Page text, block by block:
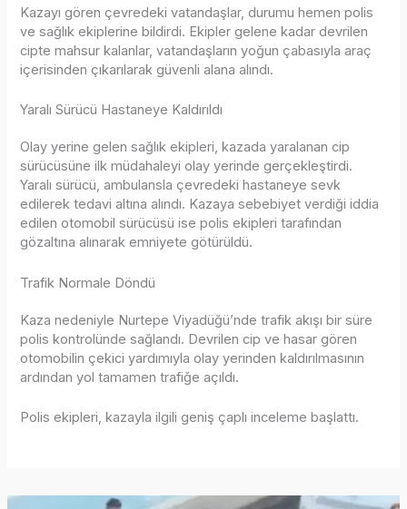
Kazayı gören çevredeki vatandaşlar, durumu hemen polis
ve sağlık ekiplerine bildirdi. Ekipler gelene kadar devrilen
cipte mahsur kalanlar, vatandaşların yoğun çabasıyla araç
içerisinden çıkarılarak güvenli alana alındı.
Yaralı Sürücü Hastaneye Kaldırıldı
Olay yerine gelen sağlık ekipleri, kazada yaralanan cip
sürücüsüne ilk müdahaleyi olay yerinde gerçekleştirdi.
Yaralı sürücü, ambulansla çevredeki hastaneye sevk
edilerek tedavi altına alındı. Kazaya sebebiyet verdiği iddia
edilen otomobil sürücüsü ise polis ekipleri tarafından
gözaltına alınarak emniyete götürüldü.
Trafik Normale Döndü
Kaza nedeniyle Nurtepe Viyadüğü’nde trafik akışı bir süre
polis kontrolünde sağlandı. Devrilen cip ve hasar gören
otomobilin çekici yardımıyla olay yerinden kaldırılmasının
ardından yol tamamen trafiğe açıldı.
Polis ekipleri, kazayla ilgili geniş çaplı inceleme başlattı.